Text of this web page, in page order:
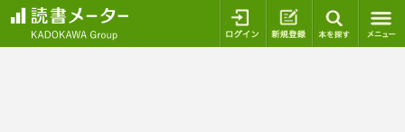
ログイン 新規登録